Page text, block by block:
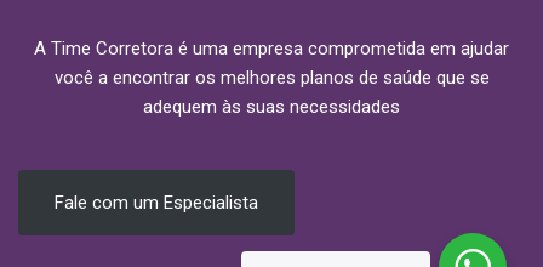
A Time Corretora é uma empresa comprometida em ajudar
você a encontrar os melhores planos de saúde que se
adequem às suas necessidades
Fale com um Especialista